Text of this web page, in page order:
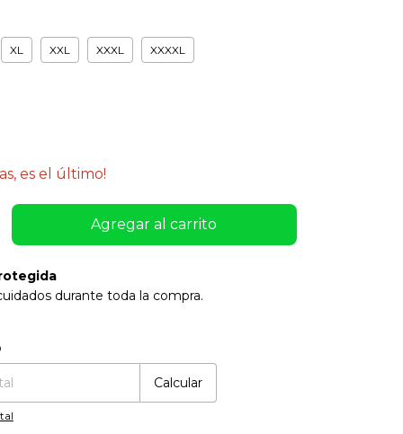
XL XXL XXXL XXXXL
es el último!
durante toda la compra.
Calcular